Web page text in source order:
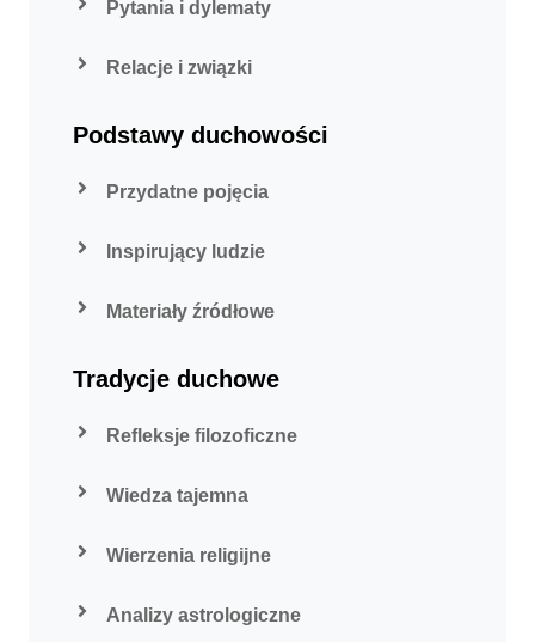
Pytania i dylematy
Relacje i związki
Podstawy duchowości
Przydatne pojęcia
Inspirujący ludzie
Materiały źródłowe
Tradycje duchowe
Refleksje filozoficzne
Wiedza tajemna
Wierzenia religijne
Analizy astrologiczne